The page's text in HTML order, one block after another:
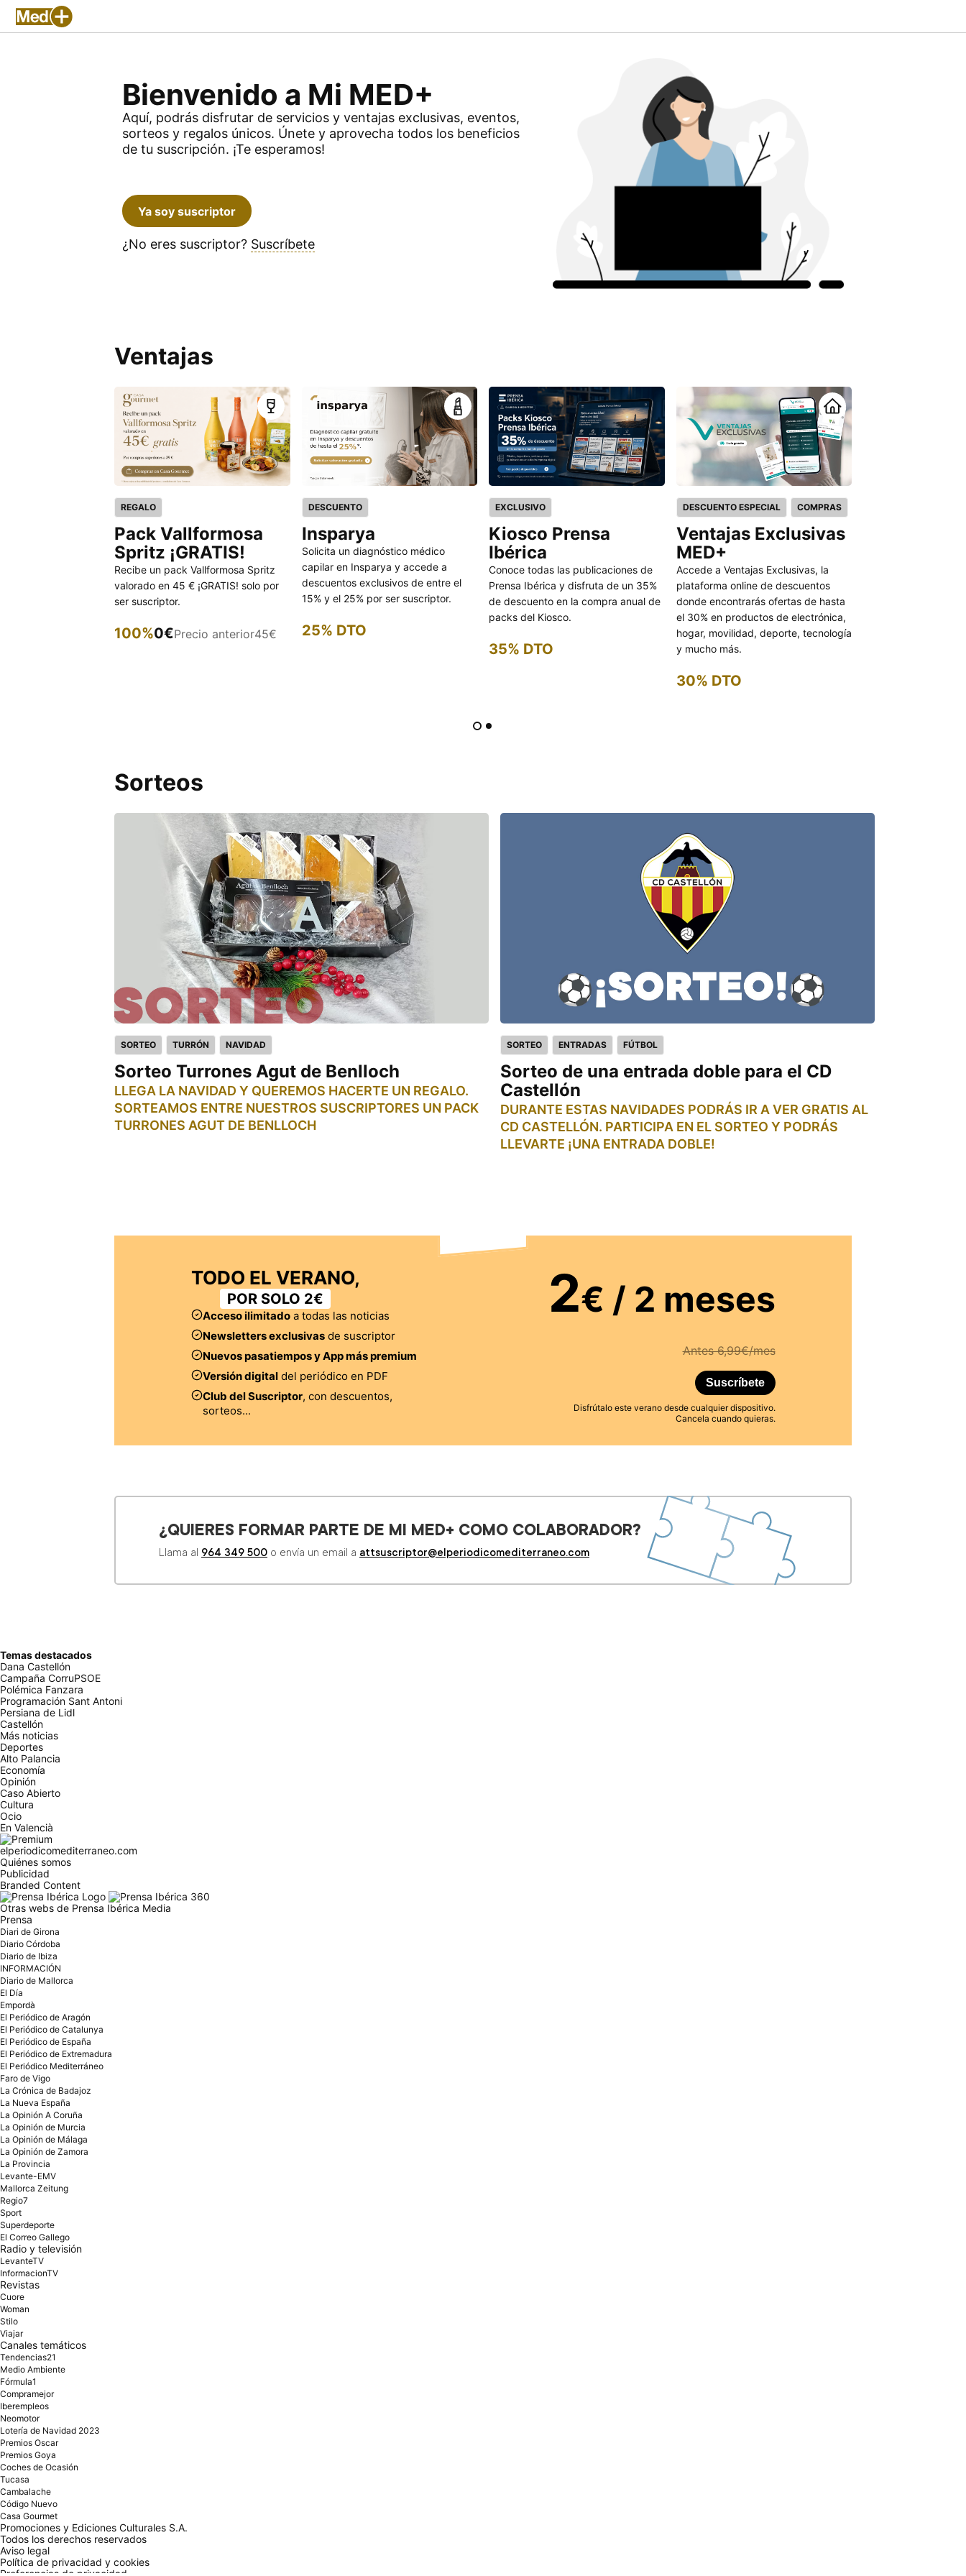
Bienvenido a Mi MED+
Aquí, podrás disfrutar de servicios y ventajas exclusivas, eventos,
sorteos y regalos únicos. Únete y aprovecha todos los beneficios
de tu suscripción. ¡Te esperamos!
Ya soy suscriptor
¿No eres suscriptor? Suscríbete
Ventajas
REGALO
Pack Vallformosa
Spritz ¡GRATIS!
Recibe un pack Vallformosa Spritz
valorado en 45 € ¡GRATIS! solo por
ser suscriptor.
100%0€Precio anterior45€
DESCUENTO
Insparya
Solicita un diagnóstico médico
capilar en Insparya y accede a
descuentos exclusivos de entre el
15% y el 25% por ser suscriptor.
25% DTO
EXCLUSIVO
Kiosco Prensa
Ibérica
Conoce todas las publicaciones de
Prensa Ibérica y disfruta de un 35%
de descuento en la compra anual de
packs del Kiosco.
35% DTO
DESCUENTO ESPECIAL COMPRAS
Ventajas Exclusivas
MED+
Accede a Ventajas Exclusivas, la
plataforma online de descuentos
donde encontrarás ofertas de hasta
el 30% en productos de electrónica,
hogar, movilidad, deporte, tecnología
y mucho más.
30% DTO
Sorteos
SORTEO TURRÓN NAVIDAD
Sorteo Turrones Agut de Benlloch
LLEGA LA NAVIDAD Y QUEREMOS HACERTE UN REGALO.
SORTEAMOS ENTRE NUESTROS SUSCRIPTORES UN PACK
TURRONES AGUT DE BENLLOCH
SORTEO ENTRADAS FÚTBOL
Sorteo de una entrada doble para el CD
Castellón
DURANTE ESTAS NAVIDADES PODRÁS IR A VER GRATIS AL
CD CASTELLÓN. PARTICIPA EN EL SORTEO Y PODRÁS
LLEVARTE ¡UNA ENTRADA DOBLE!
Temas destacados
Dana Castellón
Campaña CorruPSOE
Polémica Fanzara
Programación Sant Antoni
Persiana de Lidl
Castellón
Más noticias
Deportes
Alto Palancia
Economía
Opinión
Caso Abierto
Cultura
Ocio
En Valencià
elperiodicomediterraneo.com
Quiénes somos
Publicidad
Branded Content
Otras webs de Prensa Ibérica Media
Prensa
Diari de Girona
Diario Córdoba
Diario de Ibiza
INFORMACIÓN
Diario de Mallorca
El Día
Empordà
El Periódico de Aragón
El Periódico de Catalunya
El Periódico de España
El Periódico de Extremadura
El Periódico Mediterráneo
Faro de Vigo
La Crónica de Badajoz
La Nueva España
La Opinión A Coruña
La Opinión de Murcia
La Opinión de Málaga
La Opinión de Zamora
La Provincia
Levante-EMV
Mallorca Zeitung
Regio7
Sport
Superdeporte
El Correo Gallego
Radio y televisión
LevanteTV
InformacionTV
Revistas
Cuore
Woman
Stilo
Viajar
Canales temáticos
Tendencias21
Medio Ambiente
Fórmula1
Compramejor
Iberempleos
Neomotor
Lotería de Navidad 2023
Premios Oscar
Premios Goya
Coches de Ocasión
Tucasa
Cambalache
Código Nuevo
Casa Gourmet
Promociones y Ediciones Culturales S.A.
Todos los derechos reservados
Aviso legal
Política de privacidad y cookies
Preferencias de privacidad